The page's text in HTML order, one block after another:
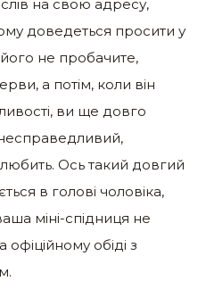
на свою адресу,
доведеться просити у
не пробачите,
а потім, коли він
ви ще довго
Ось такий довгий
в голові чоловіка,
міні-спідниця не
обіді з